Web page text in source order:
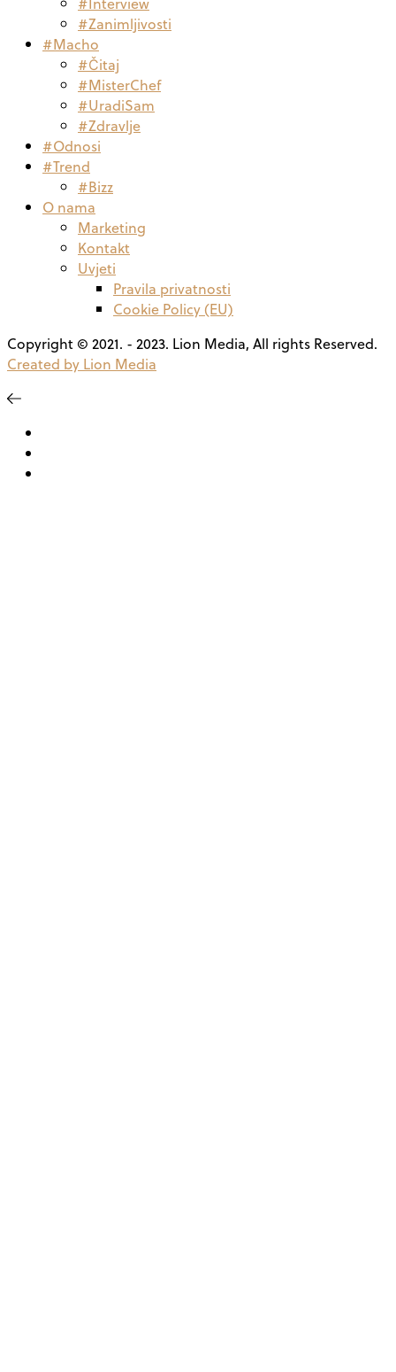
#Zanimljivosti
#Macho
#Čitaj
#MisterChef
#UradiSam
#Zdravlje
#Odnosi
#Trend
#Bizz
O nama
Marketing
Kontakt
Uvjeti
Pravila privatnosti
Cookie Policy (EU)
Copyright © 2021. - 2023. Lion Media, All rights Reserved.
Created by Lion Media